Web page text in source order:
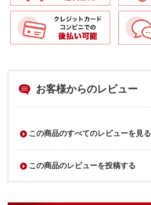
お客様からのレビュー
この商品のすべてのレビューを見る
この商品のレビューを投稿する